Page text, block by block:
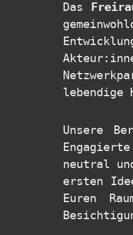
Das
Unsere
neutral
ersten
Euren